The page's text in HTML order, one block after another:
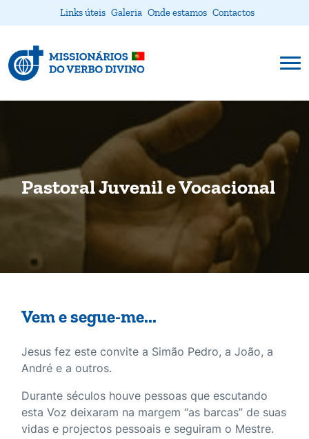
Links úteis Galeria Onde estamos Contactos
Pastoral Juvenil e Vocacional
Vem e segue-me...
Jesus fez este convite a Simão Pedro, a João, a
André e a outros.
Durante séculos houve pessoas que escutando
esta Voz deixaram na margem “as barcas” de suas
vidas e projectos pessoais e seguiram o Mestre.